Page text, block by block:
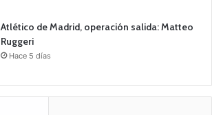
Atlético de Madrid, operación salida: Matteo
Ruggeri
Hace 5 días